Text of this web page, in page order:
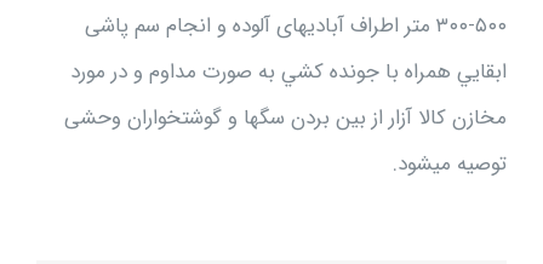
۵۰۰-۳۰۰ متر اطراف آبادیهای آلوده و انجام سم پاشی
ابقايي همراه با جونده كشي به صورت مداوم و در مورد
مخازن کالا آزار از بین بردن سگها و گوشتخواران وحشی
توصيه ميشود.